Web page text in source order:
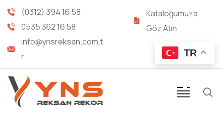
(0312) 394 16 58
0535 362 16 58
info@ynsreksan.com.t
r
Kataloğumuza
Göz Atın
TR